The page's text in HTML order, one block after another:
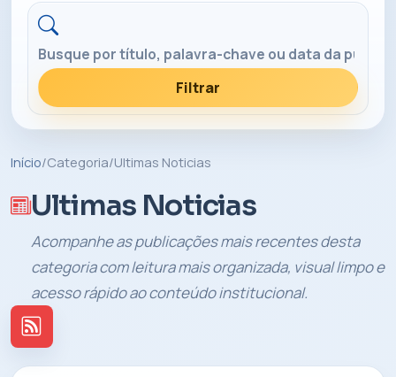
Buscar nesta categoria
Filtrar
Início/Categoria/Ultimas Noticias
Ultimas Noticias
Acompanhe as publicações mais recentes desta
categoria com leitura mais organizada, visual limpo e
acesso rápido ao conteúdo institucional.